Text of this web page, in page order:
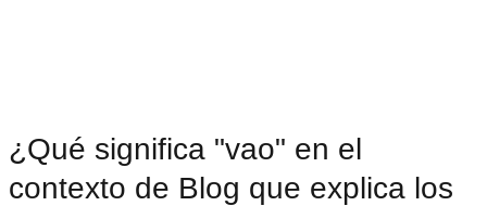
¿Qué significa "vao" en el
contexto de Blog que explica los